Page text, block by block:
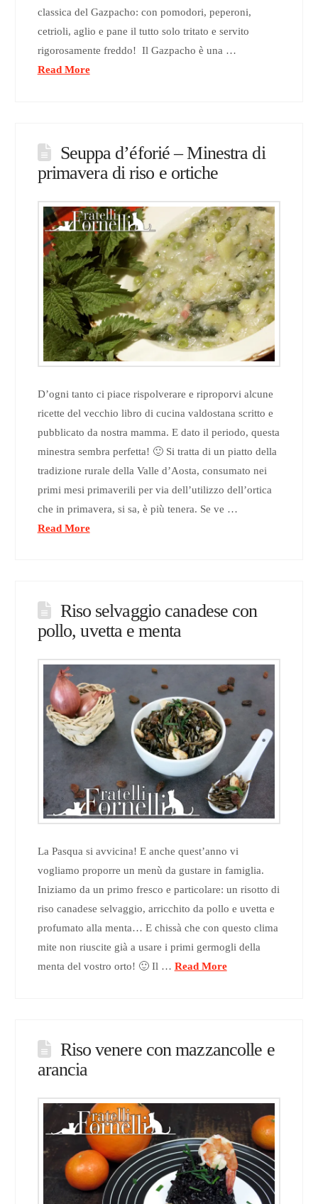
classica del Gazpacho: con pomodori, peperoni,
cetrioli, aglio e pane il tutto solo tritato e servito
rigorosamente freddo! Il Gazpacho è una …
Read More
Seuppa d’éforié – Minestra di
primavera di riso e ortiche
D’ogni tanto ci piace rispolverare e riproporvi alcune
ricette del vecchio libro di cucina valdostana scritto e
pubblicato da nostra mamma. E dato il periodo, questa
minestra sembra perfetta! 🙂 Si tratta di un piatto della
tradizione rurale della Valle d’Aosta, consumato nei
primi mesi primaverili per via dell’utilizzo dell’ortica
che in primavera, si sa, è più tenera. Se ve …
Read More
Riso selvaggio canadese con
pollo, uvetta e menta
La Pasqua si avvicina! E anche quest’anno vi
vogliamo proporre un menù da gustare in famiglia.
Iniziamo da un primo fresco e particolare: un risotto di
riso canadese selvaggio, arricchito da pollo e uvetta e
profumato alla menta… E chissà che con questo clima
mite non riuscite già a usare i primi germogli della
menta del vostro orto! 🙂 Il … Read More
Riso venere con mazzancolle e
arancia